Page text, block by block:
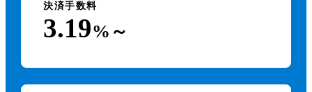
決済手数料
3.19%～